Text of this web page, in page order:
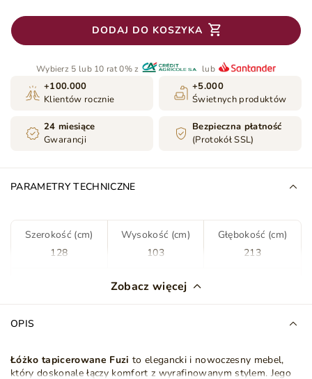
DODAJ DO KOSZYKA
Wybierz 5 lub 10 rat 0% z lub
+100.000
Klientów rocznie
+5.000
Świetnych produktów
24 miesiące
Gwarancji
Bezpieczna płatność
(Protokół SSL)
PARAMETRY TECHNICZNE
Szerokość (cm)
128
Wysokość (cm)
103
Głębokość (cm)
213
Zielony
Zobacz więcej
OPIS
Łóżko tapicerowane Fuzi to elegancki i nowoczesny mebel,
który doskonale łączy komfort z wyrafinowanym stylem. Jego